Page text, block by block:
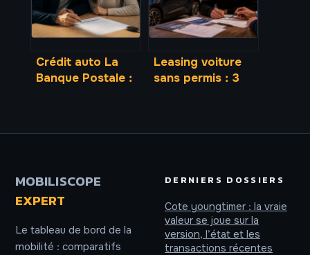
refus de caution
Crédit auto La
Banque Postale :
Leasing voiture
sans permis : 3
MOBILISCOPE
EXPERT
Le tableau de bord de la
mobilité : comparatifs
DERNIERS DOSSIERS
Cote youngtimer : la vraie
valeur se joue sur la
version, l’état et les
transactions récentes